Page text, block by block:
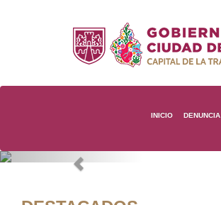
INICIO DENUNCIA
Previous